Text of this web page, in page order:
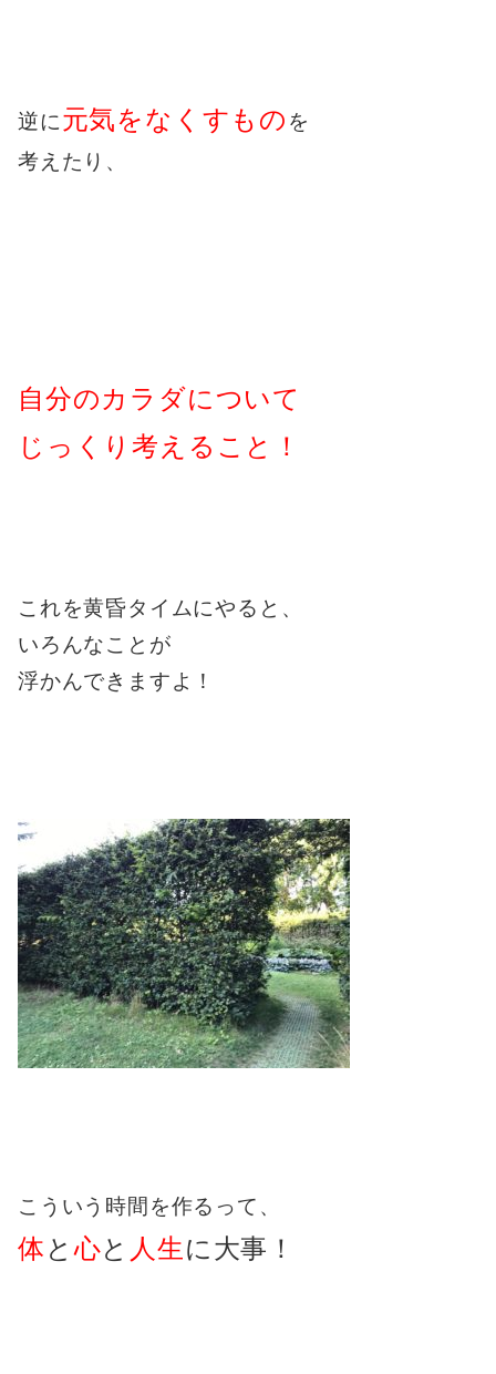
逆に元気をなくすもの を
考えたり、
自分のカラダについて
じっくり考えること！
これを黄昏タイムにやると、
いろんなことが
浮かんできますよ！
こういう時間を作るって、
体 と心と 人生に大事！